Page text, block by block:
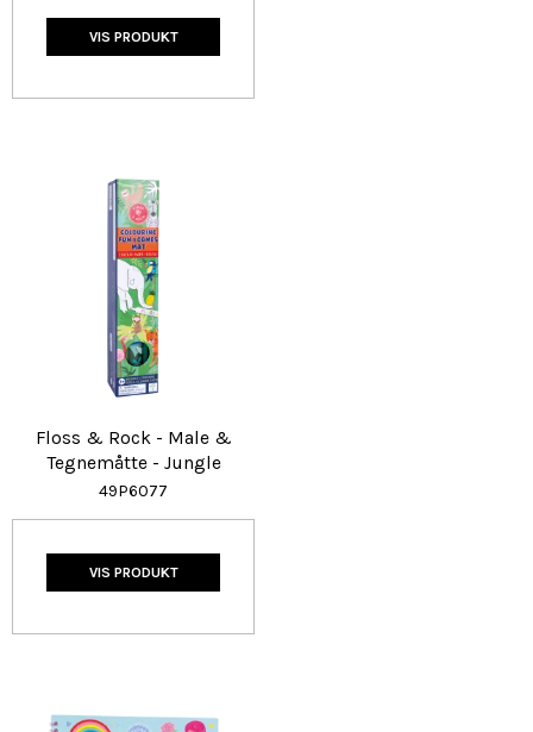
VIS PRODUKT
Floss & Rock - Male &
Tegnemåtte - Jungle
49P6077
VIS PRODUKT